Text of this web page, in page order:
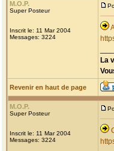
M.O.P.
Super Posteur
Inscrit le: 11 Mar 2004
Messages: 3224
La
Revenir en haut de page
M.O.P.
Super Posteur
Inscrit le: 11 Mar 2004
Messages: 3224